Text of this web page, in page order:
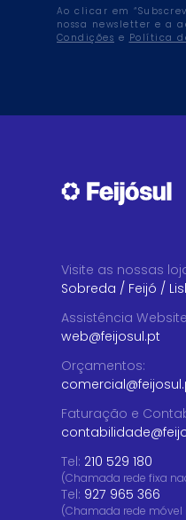
Ao clicar em
nossa newsletter e a
Condições e Política
Visite as nossas
Sobreda / Feijó /
Assistência
web@feijosul.pt
Orçamentos:
Faturação e
Tel: 210 529 180
(Chamada rede fixa
Tel: 927 965 366
(Chamada rede